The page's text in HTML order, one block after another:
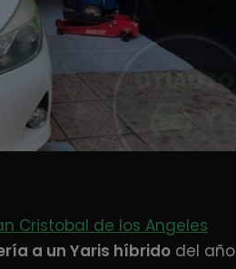
Cristobal de los Angeles
a un Yaris híbrido del año